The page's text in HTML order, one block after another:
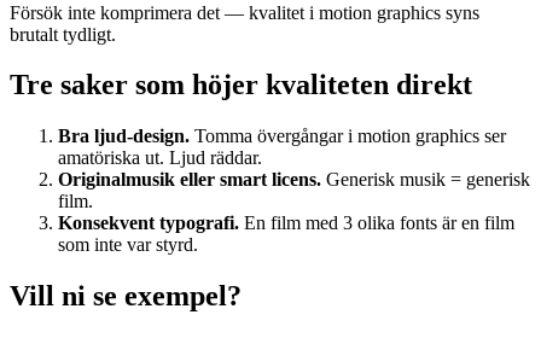
Försök inte komprimera det — kvalitet i motion graphics syns
brutalt tydligt.
Tre saker som höjer kvaliteten direkt
Bra ljud-design. Tomma övergångar i motion graphics ser
amatöriska ut. Ljud räddar.
Originalmusik eller smart licens. Generisk musik = generisk
film.
Konsekvent typografi. En film med 3 olika fonts är en film
som inte var styrd.
Vill ni se exempel?